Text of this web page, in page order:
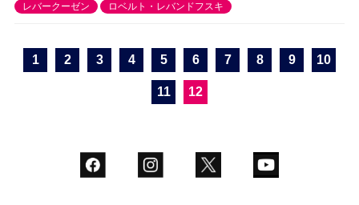
レバークーゼン
ロベルト・レバンドフスキ
1 2 3 4 5 6 7 8 9 10
11 12